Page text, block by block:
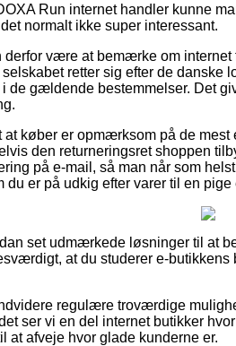
Run internet handler kunne
normalt ikke super interessant.
derfor være at bemærke om
retter sig efter de danske
de gældende bestemmelser. Det
at køber er opmærksom på de
den returneringsret shoppen
på e-mail, så man når som
du er på udkig efter varer til en pige
set udmærkede løsninger til at
at du studerer e-
regulære troværdige
ser vi en del internet butikker
at afveje hvor glade kunderne er.